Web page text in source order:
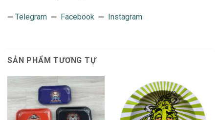
➖ Telegram ➖ Facebook ➖ Instagram
SẢN PHẨM TƯƠNG TỰ